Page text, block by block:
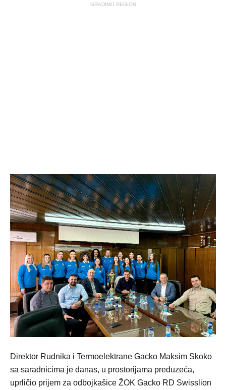
GRADIMO REGION
Direktor Rudnika i Termoelektrane Gacko Maksim Skoko
sa saradnicima je danas, u prostorijama preduzeća,
uprličio prijem za odbojkašice ŽOK Gacko RD Swisslion